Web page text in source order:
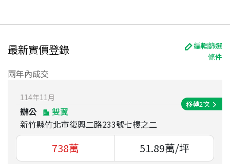
最新實價登錄
編輯篩選
條件
兩年內成交
114年11 月
辦公
雙翼
新竹縣竹北市復興二路233號七樓之二
移轉2次
738萬 51.89萬/坪